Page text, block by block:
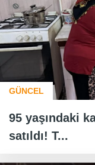
GÜNCEL
95 yaşındaki
satıldı! T...